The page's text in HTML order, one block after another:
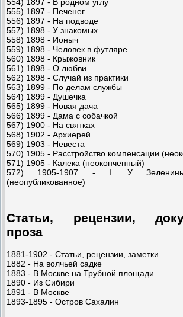
555) 1897 - Печенег
556) 1897 - На подводе
557) 1898 - У знакомых
558) 1898 - Ионыч
559) 1898 - Человек в футляре
560) 1898 - Крыжовник
561) 1898 - О любви
562) 1898 - Случай из практики
563) 1899 - По делам службы
564) 1899 - Душечка
565) 1899 - Новая дача
566) 1899 - Дама с собачкой
567) 1900 - На святках
568) 1902 - Архиерей
569) 1903 - Невеста
570) 1905 - Расстройство компенсации
571) 1905 - Калека (неоконченный)
572) 1905-1907 - I. У
(неопубликованное)
Статьи, рецензии,
проза
1881-1902 - Статьи, рецензии, заметки
1882 - На волчьей садке
1883 - В Москве на Трубной площади
1890 - Из Сибири
1891 - В Москве
1893-1895 - Остров Сахалин